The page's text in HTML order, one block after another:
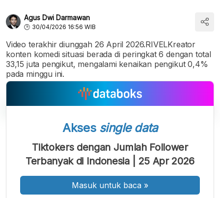
Agus Dwi Darmawan
30/04/2026 16:56 WIB
Video terakhir diunggah 26 April 2026.RIVELKreator
konten komedi situasi berada di peringkat 6 dengan total
33,15 juta pengikut, mengalami kenaikan pengikut 0,4%
pada minggu ini.
A
Font
Kecil
A
Font
Sedang
A
Font
Besar
Akses single data
Tiktokers dengan Jumlah Follower
Terbanyak di Indonesia | 25 Apr 2026
Masuk untuk baca »